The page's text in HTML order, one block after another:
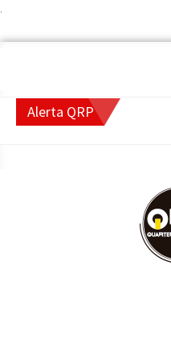
.
Alerta QRP